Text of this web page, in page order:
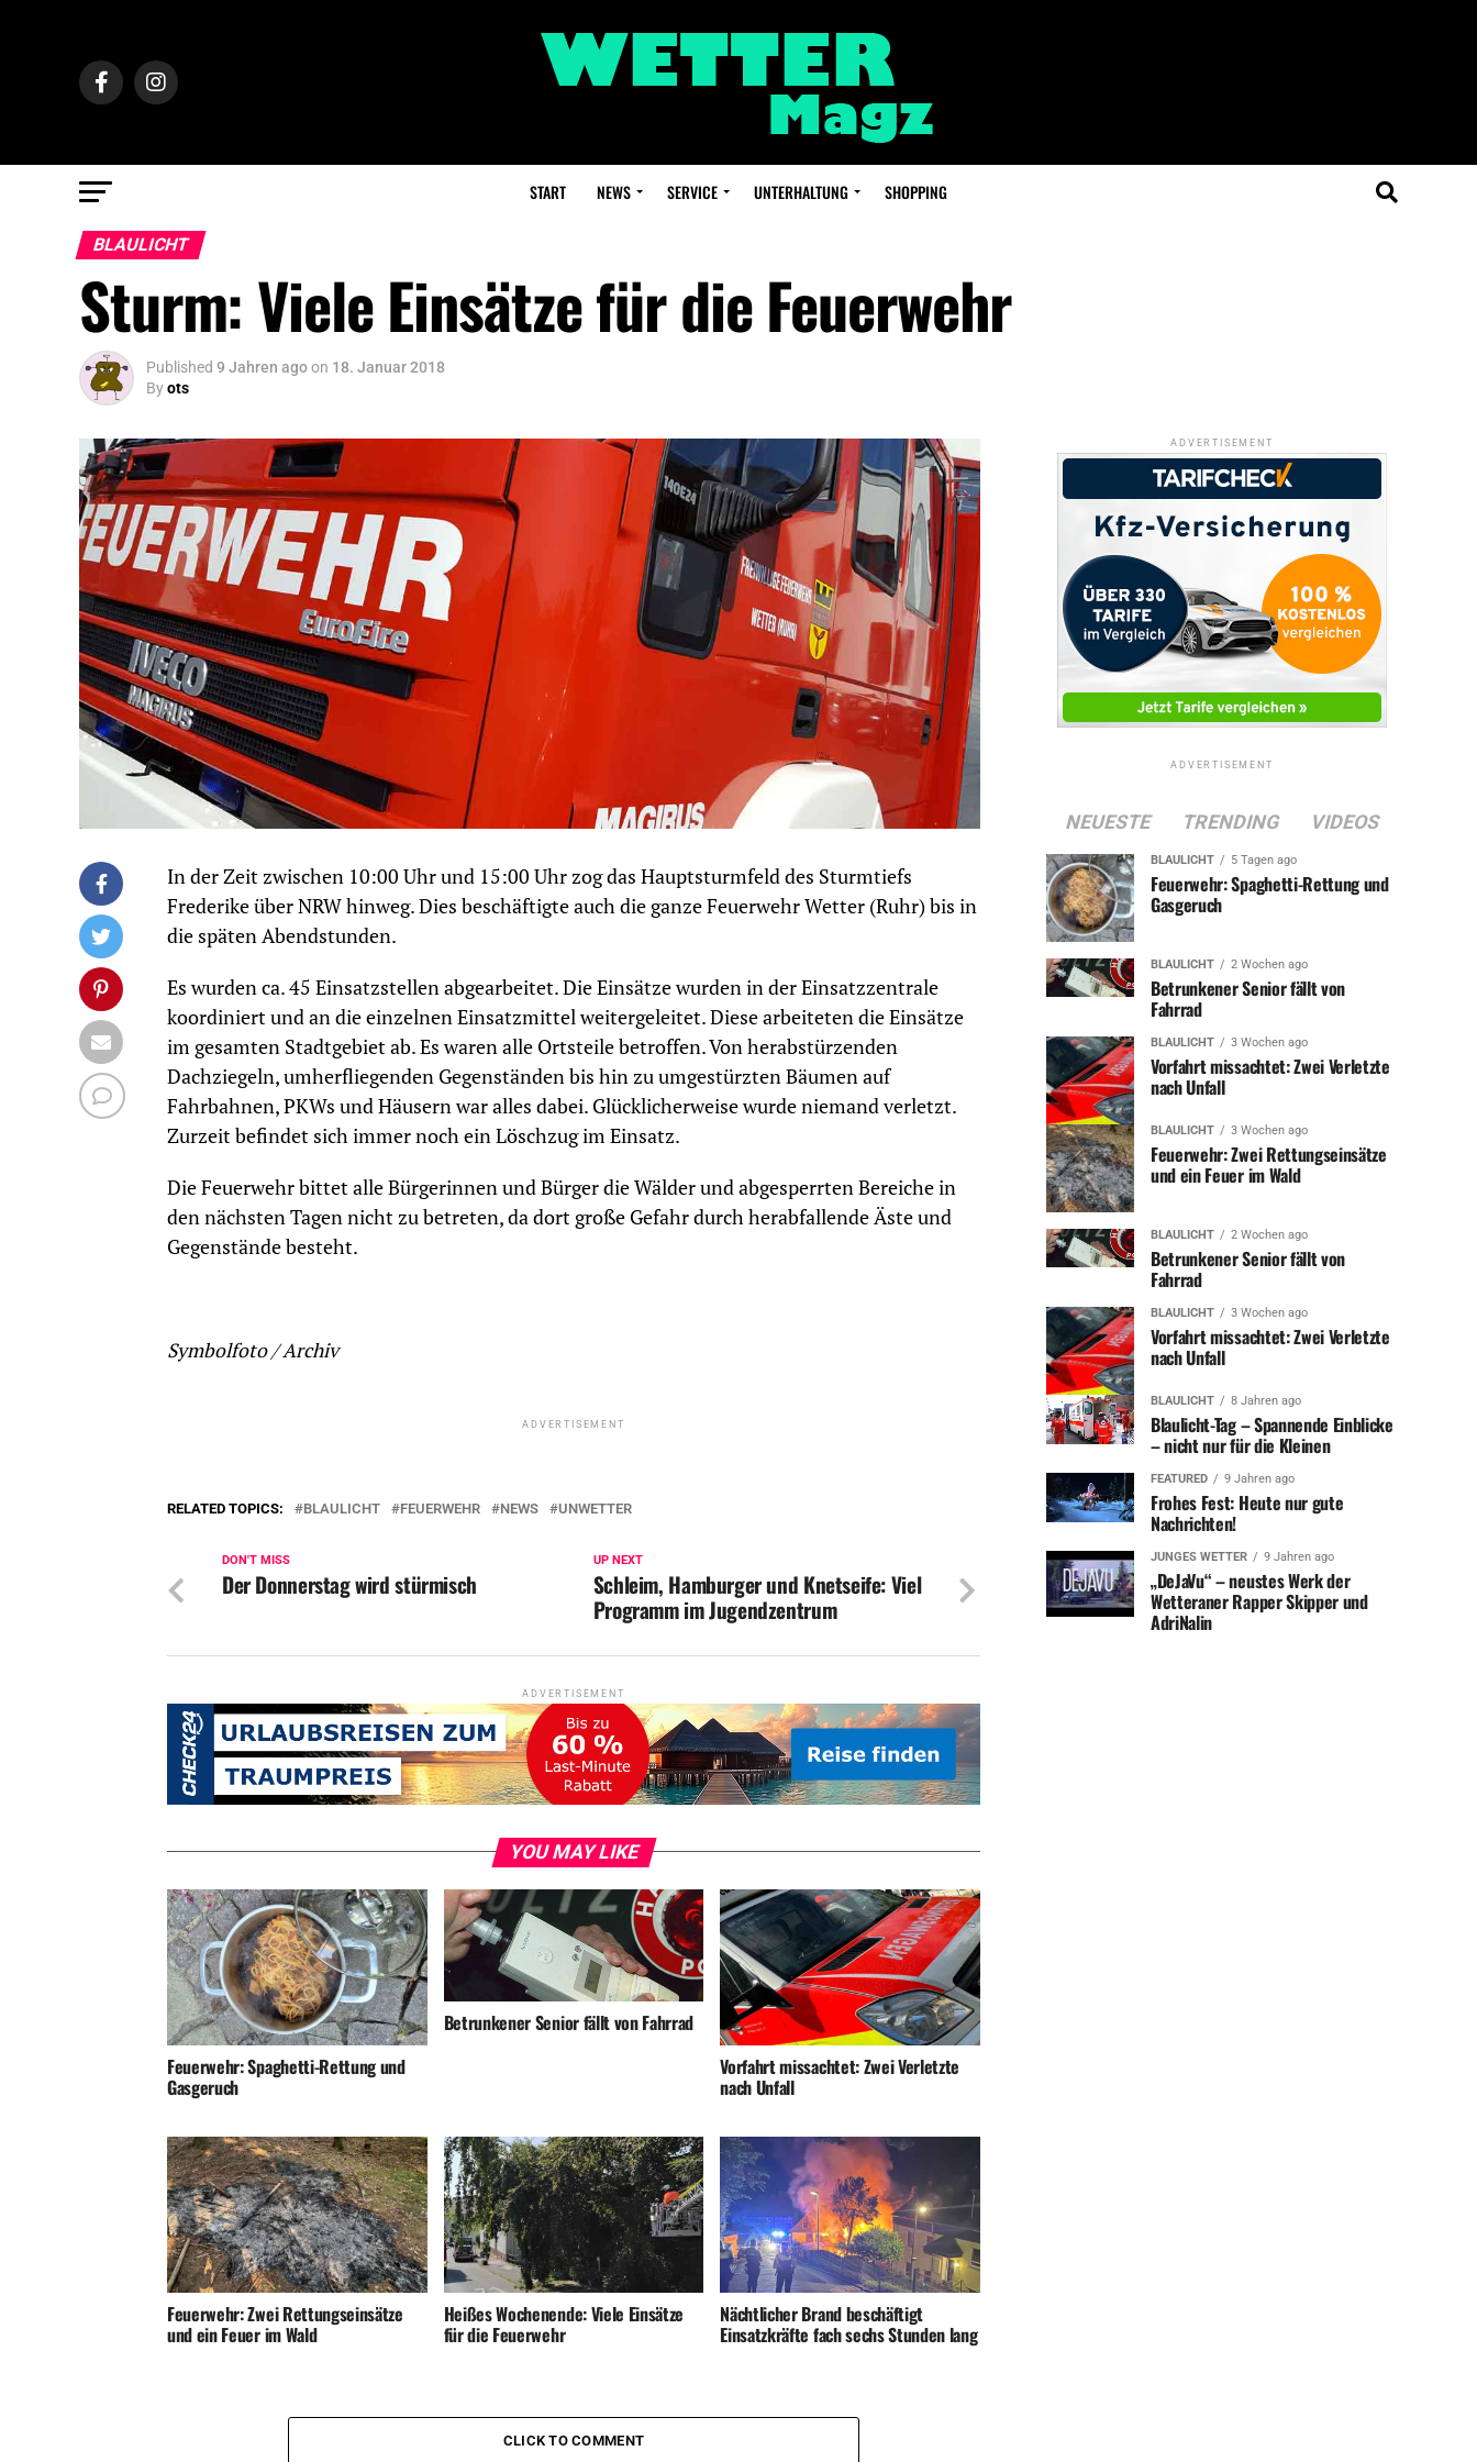
START NEWS SERVICE UNTERHALTUNG SHOPPING
BLAULICHT
Sturm: Viele Einsätze für die Feuerwehr
Published 9 Jahren agoon 18. Januar 2018
Byots
In der Zeit zwischen 10:00 Uhr und 15:00 Uhr zog das Hauptsturmfeld des Sturmtiefs
Frederike über NRW hinweg. Dies beschäftigte auch die ganze Feuerwehr Wetter (Ruhr) bis in
die späten Abendstunden.
Es wurden ca. 45 Einsatzstellen abgearbeitet. Die Einsätze wurden in der Einsatzzentrale
koordiniert und an die einzelnen Einsatzmittel weitergeleitet. Diese arbeiteten die Einsätze
im gesamten Stadtgebiet ab. Es waren alle Ortsteile betroffen. Von herabstürzenden
Dachziegeln, umherfliegenden Gegenständen bis hin zu umgestürzten Bäumen auf
Fahrbahnen, PKWs und Häusern war alles dabei. Glücklicherweise wurde niemand verletzt.
Zurzeit befindet sich immer noch ein Löschzug im Einsatz.
Die Feuerwehr bittet alle Bürgerinnen und Bürger die Wälder und abgesperrten Bereiche in
den nächsten Tagen nicht zu betreten, da dort große Gefahr durch herabfallende Äste und
Gegenstände besteht.
Symbolfoto / Archiv
ADVERTISEMENT
RELATED TOPICS: BLAULICHT FEUERWEHR NEWS UNWETTER
UP NEXT
Schleim, Hamburger und Knetseife: Viel
Programm im Jugendzentrum
DON'T MISS
Der Donnerstag wird stürmisch
ADVERTISEMENT
YOU MAY LIKE
Feuerwehr: Spaghetti-Rettung und
Gasgeruch
Betrunkener Senior fällt von Fahrrad
Vorfahrt missachtet: Zwei Verletzte
nach Unfall
Feuerwehr: Zwei Rettungseinsätze
und ein Feuer im Wald
Heißes Wochenende: Viele Einsätze
für die Feuerwehr
Nächtlicher Brand beschäftigt
Einsatzkräfte fach sechs Stunden lang
CLICK TO COMMENT
ADVERTISEMENT
ADVERTISEMENT
NEUESTE TRENDING VIDEOS
BLAULICHT 5 Tagen ago
Feuerwehr: Spaghetti-Rettung und
Gasgeruch
BLAULICHT 2 Wochen ago
Betrunkener Senior fällt von
Fahrrad
BLAULICHT 3 Wochen ago
Vorfahrt missachtet: Zwei Verletzte
nach Unfall
BLAULICHT 3 Wochen ago
Feuerwehr: Zwei Rettungseinsätze
und ein Feuer im Wald
BLAULICHT 2 Wochen ago
Betrunkener Senior fällt von
Fahrrad
BLAULICHT 3 Wochen ago
Vorfahrt missachtet: Zwei Verletzte
nach Unfall
BLAULICHT 8 Jahren ago
Blaulicht-Tag – Spannende Einblicke
– nicht nur für die Kleinen
FEATURED 9 Jahren ago
Frohes Fest: Heute nur gute
Nachrichten!
JUNGES WETTER 9 Jahren ago
„DeJaVu“ – neustes Werk der
Wetteraner Rapper Skipper und
AdriNalin